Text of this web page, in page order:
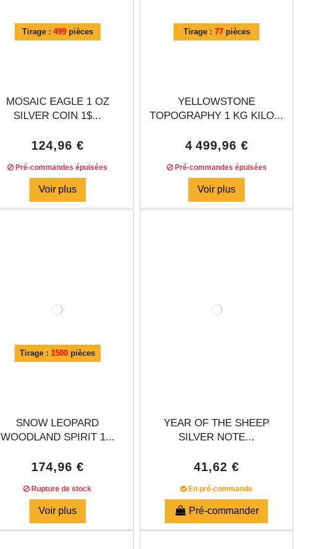
Tirage : 499pièces
MOSAIC EAGLE 1 OZ
SILVER COIN 1$...
124,96 €
Pré-commandes épuisées
Voir plus
Tirage : 77pièces
YELLOWSTONE
TOPOGRAPHY 1 KG KILO...
4 499,96 €
Pré-commandes épuisées
Voir plus
Tirage :1500 pièces
SNOW LEOPARD
WOODLAND SPIRIT 1...
174,96 €
Rupture de stock
Voir plus
YEAR OF THE SHEEP
SILVER NOTE...
41,62 €
En pré-commande
Pré-commander